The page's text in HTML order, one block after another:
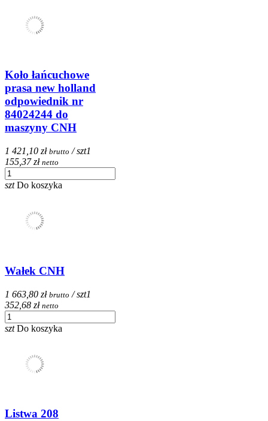
Koło łańcuchowe
prasa new holland
odpowiednik nr
84024244 do
maszyny CNH
1 421,10 zł brutto / szt1
155,37 zł netto
szt Do koszyka
Wałek CNH
1 663,80 zł brutto / szt1
352,68 zł netto
szt Do koszyka
Listwa 208